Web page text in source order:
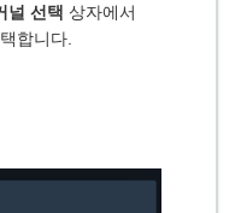
널 선택 상자에서
합니다.